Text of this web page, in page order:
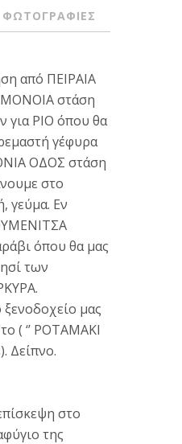
ΦΩΤΟΓΡΑΦΙΕΣ
από ΠΕΙΡΑΙΑ
στάση
για ΡΙΟ όπου θα
γέφυρα
ΟΔΟΣ στάση
στο
γεύμα. Εν
όπου θα μας
των
μας
( ‘’ POTAMAKI
Δείπνο.
στο
της